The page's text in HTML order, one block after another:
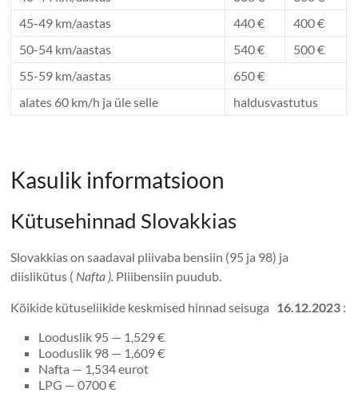
45-49 km/aastas
440 €
400 €
50-54 km/aastas
540 €
500 €
55-59 km/aastas
650 €
alates 60 km/h ja üle selle
haldusvastutus
Kasulik informatsioon
Kütusehinnad Slovakkias
Slovakkias on saadaval pliivaba bensiin (95 ja 98) ja
diislikütus ( Nafta ). Pliibensiin puudub.
Kõikide kütuseliikide keskmised hinnad seisuga 16.12.2023 :
Looduslik 95 — 1,529 €
Looduslik 98 — 1,609 €
Nafta — 1,534 eurot
LPG — 0700 €